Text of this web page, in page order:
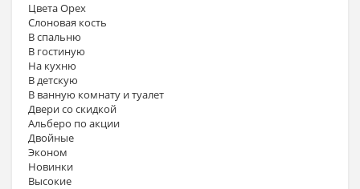
Цвета Орех
Слоновая кость
В спальню
В гостиную
На кухню
В детскую
В ванную комнату и туалет
Двери со скидкой
Альберо по акции
Двойные
Эконом
Новинки
Высокие